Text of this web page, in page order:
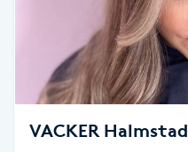
Träning
VACKER Halmstad